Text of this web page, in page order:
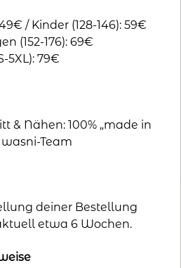
/ Kinder (128-146): 59€
(152-176): 69€
5XL): 79€
& Nähen: 100% „made in
wasni-Team
deiner Bestellung
etwa 6 Wochen.